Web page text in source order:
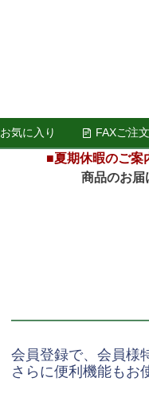
お気に入り FAXご注
■夏期休暇のご案
商品のお届け
会員登録で、会員
さらに便利機能もお